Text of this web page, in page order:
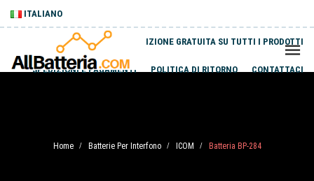
ITALIANO
SPEDIZIONE GRATUITA SU TUTTI I PRODOTTI
SPEDIZIONI E PAGAMENTI POLITICA DI RITORNO CONTATTACI
Home / Batterie Per Interfono / ICOM / Batteria BP-284